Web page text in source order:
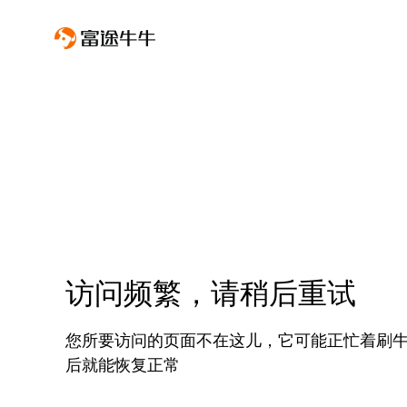
访问频繁，请稍后重试
您所要访问的页面不在这儿，它可能正忙着刷
后就能恢复正常